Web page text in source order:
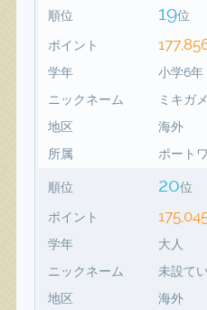
順位 19位
ポイント
学年
小学6年
ニックネーム
ミキガ
地区
海外
所属
ポート
順位 20位
ポイント
学年
大人
ニックネーム
未設てい
地区
海外